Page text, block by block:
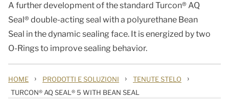
A further development of the standard Turcon® AQ
Seal® double-acting seal with a polyurethane Bean
Seal in the dynamic sealing face. It is energized by two
O-Rings to improve sealing behavior.
HOME › PRODOTTI E SOLUZIONI › TENUTE STELO ›
TURCON® AQ SEAL® 5 WITH BEAN SEAL